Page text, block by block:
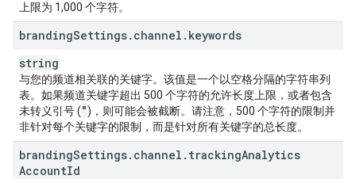
上限为 1,000 个字符。
brandingSettings. channel . keywords
string
与您的频道相关联的关键字。该值是一个以空格分隔的字符串列
表。如果频道关键字超出 500 个字符的允许长度上限，或者包含
未转义引号 (")，则可能会被截断。请注意，500 个字符的限制并
非针对每个关键字的限制，而是针对所有关键字的总长度。
brandingSettings. channel . trackingAnalytics
AccountId